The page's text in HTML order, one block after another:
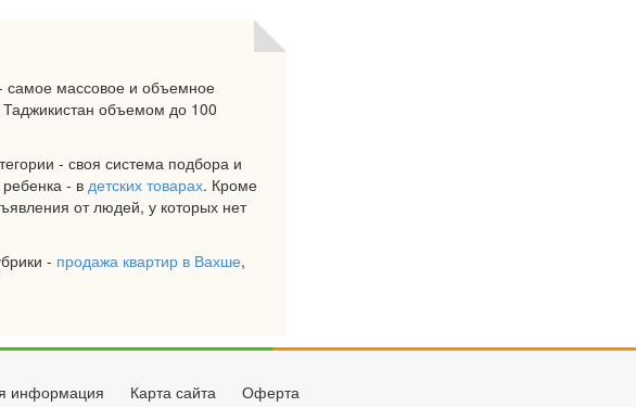
самое массовое и объемное
объемом до 100
- своя система подбора и
ребенка - в детских товарах. Кроме
от людей, у которых нет
- продажа квартир в Вахше,
информация Карта сайта Оферта